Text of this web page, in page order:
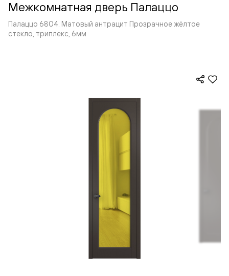
Межкомнатная дверь Палаццо
Палаццо 6804. Матовый антрацит Прозрачное жёлтое
стекло, триплекс, 6мм